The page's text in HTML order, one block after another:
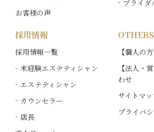
お客様の声
ブライダ
採用情報
採用情報一覧
未経験エステティシャン
エステティシャン
カウンセラー
店長
OTHERS
【個人の
【法人・
わせ
サイトマ
プライバ